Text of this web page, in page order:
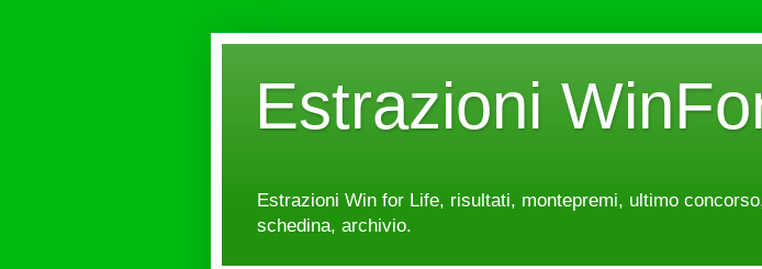
Estrazioni
Estrazioni Win for Life, risultati, montepremi, ultimo
schedina, archivio.